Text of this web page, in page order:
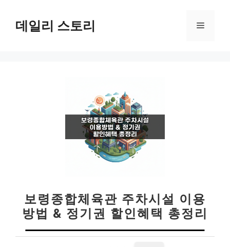
데일리 스토리 메
보령종합체육관 주차시설 이용
방법 & 정기권 할인혜택 총정리